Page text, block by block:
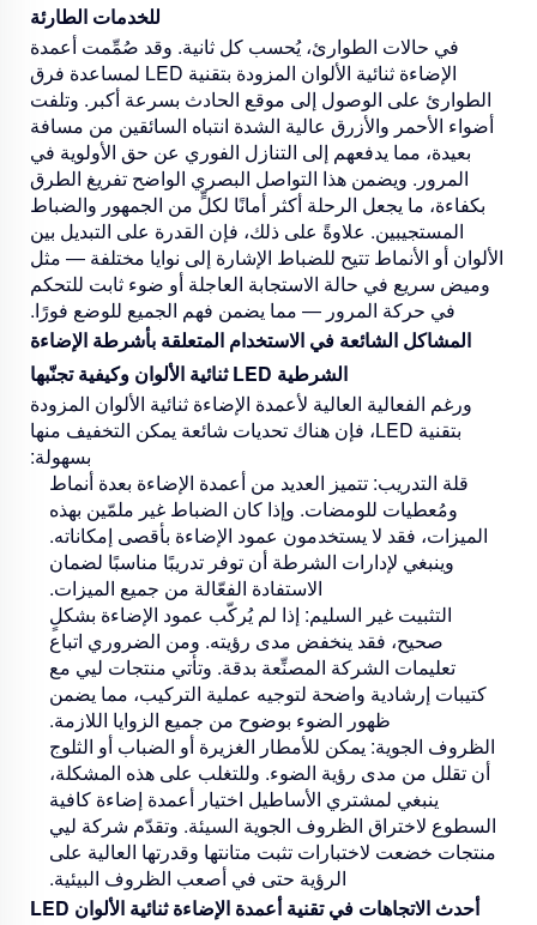
للخدمات الطارئة
في حالات الطوارئ، يُحسب كل ثانية. وقد صُمِّمت أعمدة
الإضاءة ثنائية الألوان المزودة بتقنية LED لمساعدة فرق
الطوارئ على الوصول إلى موقع الحادث بسرعة أكبر. وتلفت
أضواء الأحمر والأزرق عالية الشدة انتباه السائقين من مسافة
بعيدة، مما يدفعهم إلى التنازل الفوري عن حق الأولوية في
المرور. ويضمن هذا التواصل البصري الواضح تفريغ الطرق
بكفاءة، ما يجعل الرحلة أكثر أمانًا لكلٍّ من الجمهور والضباط
المستجيبين. علاوةً على ذلك، فإن القدرة على التبديل بين
الألوان أو الأنماط تتيح للضباط الإشارة إلى نوايا مختلفة — مثل
وميض سريع في حالة الاستجابة العاجلة أو ضوء ثابت للتحكم
في حركة المرور — مما يضمن فهم الجميع للوضع فورًا.
المشاكل الشائعة في الاستخدام المتعلقة بأشرطة الإضاءة
الشرطية LED ثنائية الألوان وكيفية تجنّبها
ورغم الفعالية العالية لأعمدة الإضاءة ثنائية الألوان المزودة
بتقنية LED، فإن هناك تحديات شائعة يمكن التخفيف منها
بسهولة:
قلة التدريب: تتميز العديد من أعمدة الإضاءة بعدة أنماط
ومُعطيات للومضات. وإذا كان الضباط غير ملمّين بهذه
الميزات، فقد لا يستخدمون عمود الإضاءة بأقصى إمكاناته.
وينبغي لإدارات الشرطة أن توفر تدريبًا مناسبًا لضمان
الاستفادة الفعّالة من جميع الميزات.
التثبيت غير السليم: إذا لم يُركَّب عمود الإضاءة بشكلٍ
صحيح، فقد ينخفض مدى رؤيته. ومن الضروري اتباع
تعليمات الشركة المصنِّعة بدقة. وتأتي منتجات ليي مع
كتيبات إرشادية واضحة لتوجيه عملية التركيب، مما يضمن
ظهور الضوء بوضوح من جميع الزوايا اللازمة.
الظروف الجوية: يمكن للأمطار الغزيرة أو الضباب أو الثلوج
أن تقلل من مدى رؤية الضوء. وللتغلب على هذه المشكلة،
ينبغي لمشتري الأساطيل اختيار أعمدة إضاءة كافية
السطوع لاختراق الظروف الجوية السيئة. وتقدّم شركة ليي
منتجات خضعت لاختبارات تثبت متانتها وقدرتها العالية على
الرؤية حتى في أصعب الظروف البيئية.
أحدث الاتجاهات في تقنية أعمدة الإضاءة ثنائية الألوان LED